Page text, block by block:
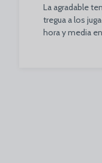
La agradable
tregua a los
hora y media